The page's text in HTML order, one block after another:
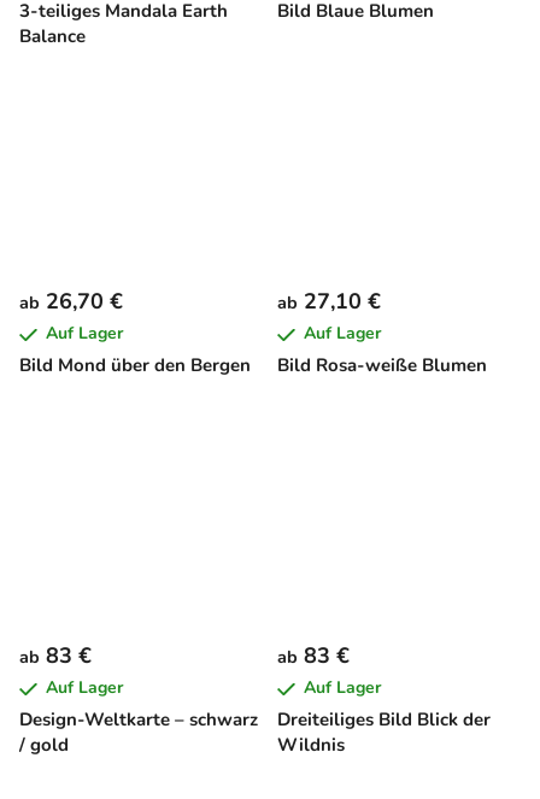
3-teiliges Mandala Earth
Balance
Bild Blaue Blumen
Bild Mond über den Bergen
ab 26,70 €
Auf Lager
Bild Rosa-weiße Blumen
ab 27,10 €
Auf Lager
Design-Weltkarte – schwarz
/ gold
ab 83 €
Auf Lager
Dreiteiliges Bild Blick der
Wildnis
ab 83 €
Auf Lager